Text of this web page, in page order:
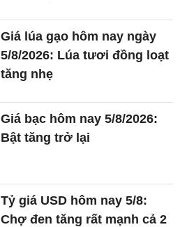
Giá lúa gạo hôm nay ngày
5/8/2026: Lúa tươi đồng loạt
tăng nhẹ
Giá bạc hôm nay 5/8/2026:
Bật tăng trở lại
Tỷ giá USD hôm nay 5/8:
Chợ đen tăng rất mạnh cả 2